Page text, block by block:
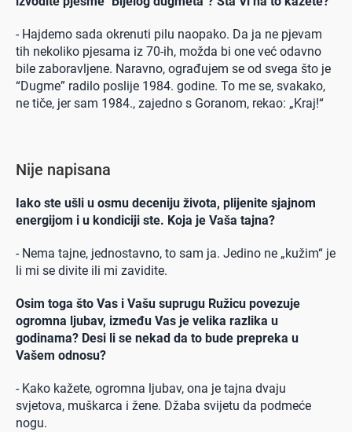
- Hajdemo sada okrenuti pilu naopako. Da ja ne pjevam
tih nekoliko pjesama iz 70-ih, možda bi one već odavno
bile zaboravljene. Naravno, ograđujem se od svega što je
“Dugme” radilo poslije 1984. godine. To me se, svakako,
ne tiče, jer sam 1984., zajedno s Goranom, rekao: „Kraj!“
Nije napisana
Iako ste ušli u osmu deceniju života, plijenite sjajnom
energijom i u kondiciji ste. Koja je Vaša tajna?
- Nema tajne, jednostavno, to sam ja. Jedino ne „kužim“ je
li mi se divite ili mi zavidite.
Osim toga što Vas i Vašu suprugu Ružicu povezuje
ogromna ljubav, između Vas je velika razlika u
godinama? Desi li se nekad da to bude prepreka u
Vašem odnosu?
- Kako kažete, ogromna ljubav, ona je tajna dvaju
svjetova, muškarca i žene. Džaba svijetu da podmeće
nogu.